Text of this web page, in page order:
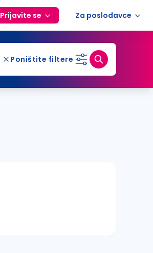
Prijavite se Za poslodavce
Poništite filtere